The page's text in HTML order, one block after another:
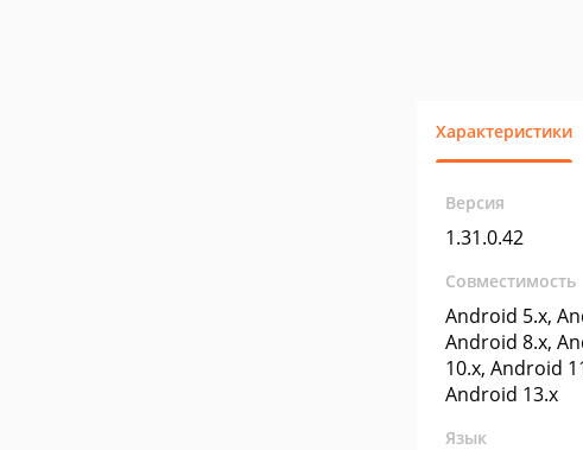
Характеристики
Версия
1.31.0.42
Совместимость
Android 5.x,
Android 8.x,
10.x, Android
Android 13.x
Язык